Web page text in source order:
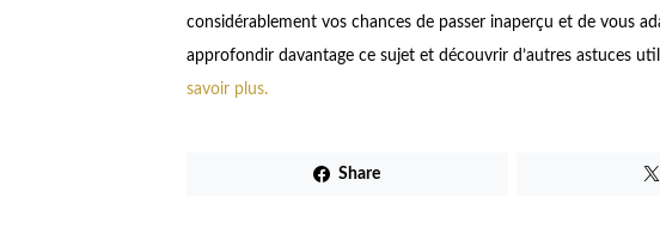
considérablement vos chances de passer inaperçu et de vous
approfondir davantage ce sujet et découvrir d’autres astuces
savoir plus.
Share